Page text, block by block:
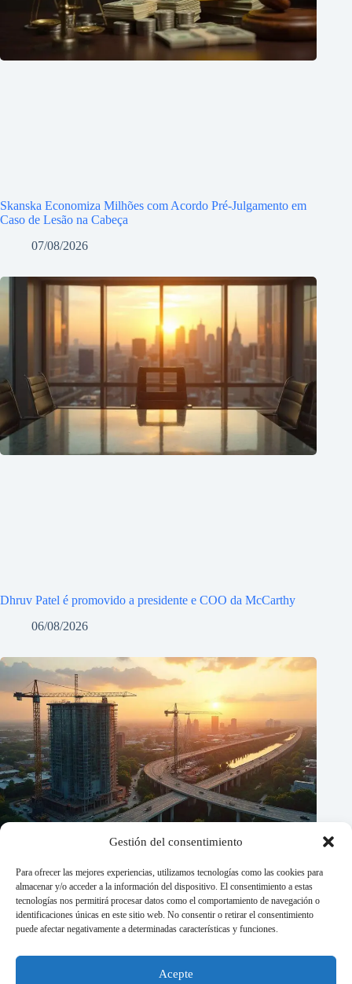
Gestión del consentimiento
Para ofrecer las mejores experiencias, utilizamos tecnologías como las cookies para
almacenar y/o acceder a la información del dispositivo. El consentimiento a estas
tecnologías nos permitirá procesar datos como el comportamiento de navegación o
identificaciones únicas en este sitio web. No consentir o retirar el consentimiento
puede afectar negativamente a determinadas características y funciones.
Acepte
Skanska Economiza Milhões com Acordo Pré-Julgamento em
Caso de Lesão na Cabeça
07/08/2026
Dhruv Patel é promovido a presidente e COO da McCarthy
06/08/2026
ENR Midwest Revela os Melhores Projetos de Construção